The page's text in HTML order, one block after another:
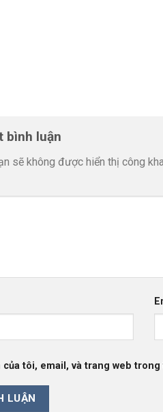
bình luận
sẽ không được hiển thị công
của tôi, email, và trang web